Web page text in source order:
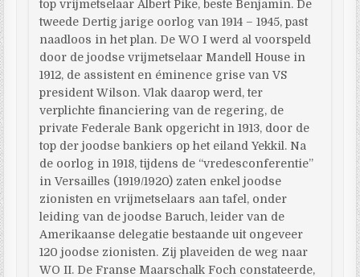
top vrijmetselaar Albert Pike, beste Benjamin. De
tweede Dertig jarige oorlog van 1914 – 1945, past
naadloos in het plan. De WO I werd al voorspeld
door de joodse vrijmetselaar Mandell House in
1912, de assistent en éminence grise van VS
president Wilson. Vlak daarop werd, ter
verplichte financiering van de regering, de
private Federale Bank opgericht in 1913, door de
top der joodse bankiers op het eiland Yekkil. Na
de oorlog in 1918, tijdens de “vredesconferentie”
in Versailles (1919/1920) zaten enkel joodse
zionisten en vrijmetselaars aan tafel, onder
leiding van de joodse Baruch, leider van de
Amerikaanse delegatie bestaande uit ongeveer
120 joodse zionisten. Zij plaveiden de weg naar
WO II. De Franse Maarschalk Foch constateerde,